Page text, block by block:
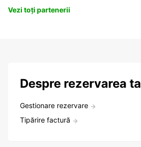
Vezi toți partenerii
Despre rezervarea ta
Gestionare rezervare
Tipărire factură